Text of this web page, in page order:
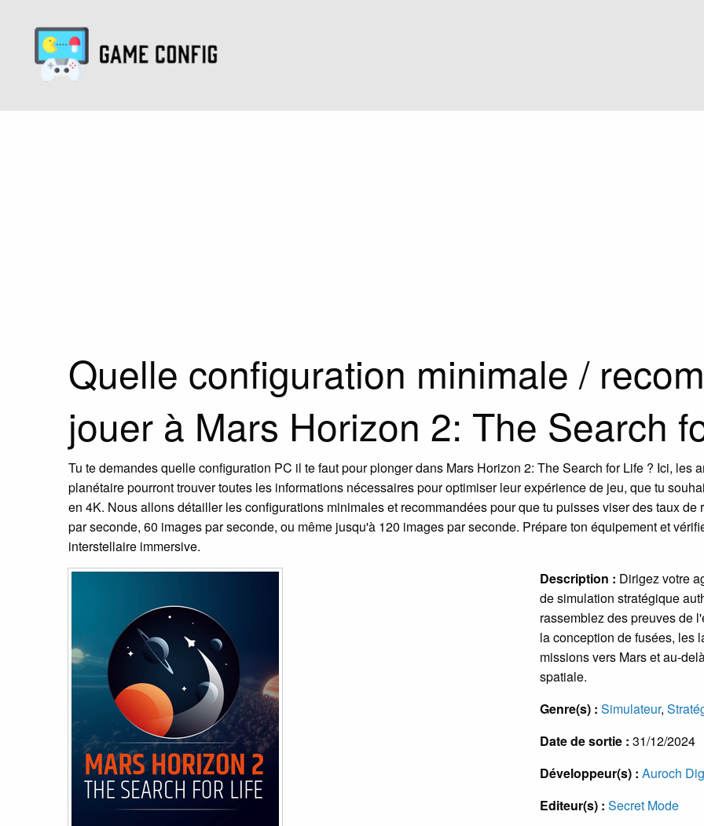
Quelle configuration minimale /
jouer à Mars Horizon 2: The Search
Tu te demandes quelle configuration PC il te faut pour plonger dans Mars Horizon 2: The Search for Life ? Ici, les
planétaire pourront trouver toutes les informations nécessaires pour optimiser leur expérience de jeu, que tu
en 4K. Nous allons détailler les configurations minimales et recommandées pour que tu puisses viser des taux
par seconde, 60 images par seconde, ou même jusqu'à 120 images par seconde. Prépare ton équipement et
interstellaire immersive.
Description : Dirigez votre
de simulation stratégique
rassemblez des preuves de
la conception de fusées, les
missions vers Mars et au-
spatiale.
Genre(s) : Simulateur,
Date de sortie : 31/12/2024
Développeur(s) : Auroch
Editeur(s) : Secret Mode